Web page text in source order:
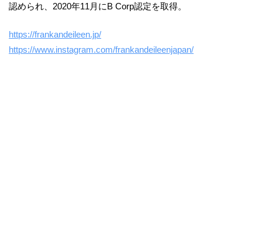
認められ、2020年11月にB Corp認定を取得。
https://frankandeileen.jp/
https://www.instagram.com/frankandeileenjapan/